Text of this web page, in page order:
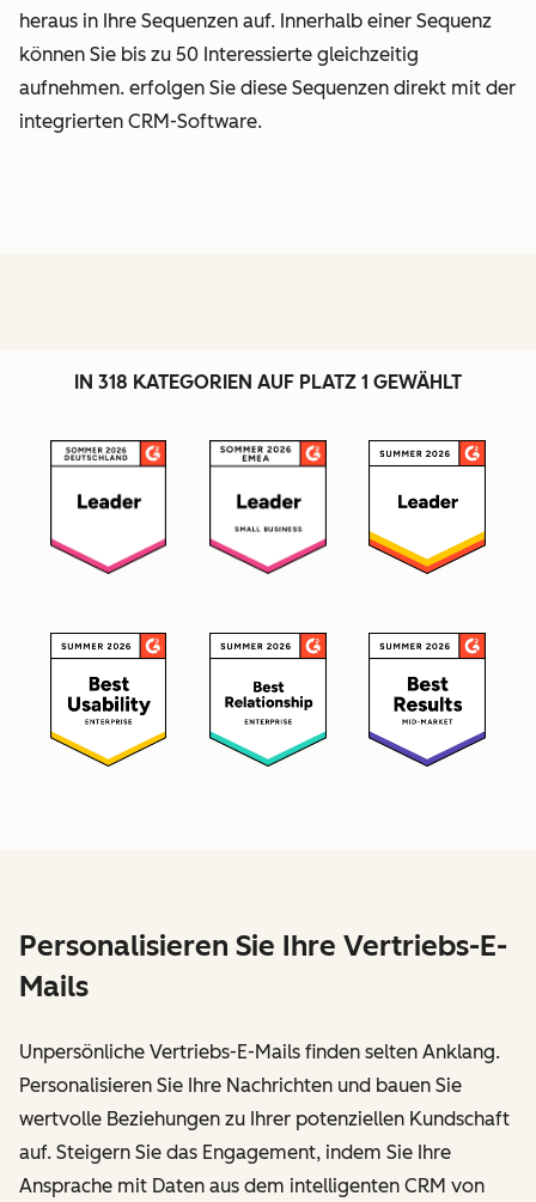
heraus in Ihre Sequenzen auf. Innerhalb einer Sequenz
können Sie bis zu 50 Interessierte gleichzeitig
aufnehmen. erfolgen Sie diese Sequenzen direkt mit der
integrierten CRM-Software.
IN 318 KATEGORIEN AUF PLATZ 1 GEWÄHLT
Personalisieren Sie Ihre Vertriebs-E-
Mails
Unpersönliche Vertriebs-E-Mails finden selten Anklang.
Personalisieren Sie Ihre Nachrichten und bauen Sie
wertvolle Beziehungen zu Ihrer potenziellen Kundschaft
auf. Steigern Sie das Engagement, indem Sie Ihre
Ansprache mit Daten aus dem intelligenten CRM von